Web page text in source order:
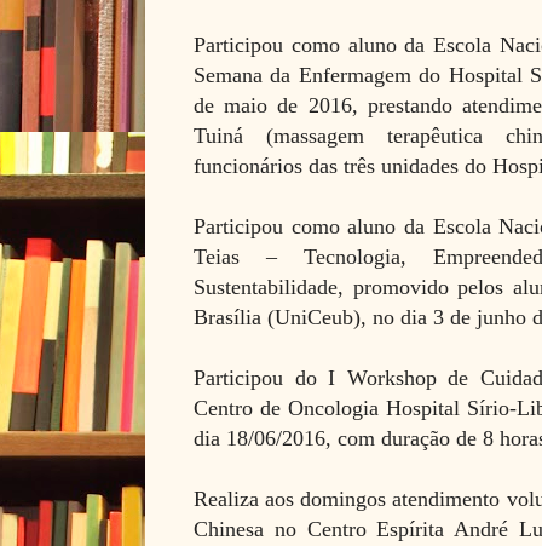
Participou como aluno da Escola
Semana da Enfermagem do Hospital
de maio de 2016, prestando
Tuiná (massagem terapêutica
funcionários das três unidades do
Participou como aluno da Escola
Teias – Tecnologia,
Sustentabilidade, promovido pelos
Brasília (UniCeub), no dia 3 de junho
Participou do I Workshop de
Centro de Oncologia Hospital Sírio-
dia 18/06/2016, com duração de 8
Realiza aos domingos atendimento
Chinesa no Centro Espírita André